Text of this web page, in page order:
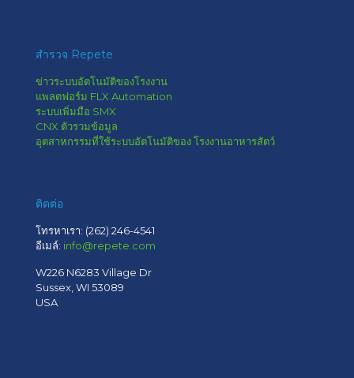
สำรวจ Repete
ข่าวระบบอัตโนมัติของโรงงาน
แพลตฟอร์ม FLX Automation
ระบบเพิ่มมือ SMX
CNX ตัวรวมข้อมูล
อุตสาหกรรมที่ใช้ระบบอัตโนมัติของ โรงงานอาหารสัตว์
ติดต่อ
โทรหาเรา: (262) 246-4541
อีเมล์: info@repete.com
W226 N6283 Village Dr
Sussex, WI 53089
USA